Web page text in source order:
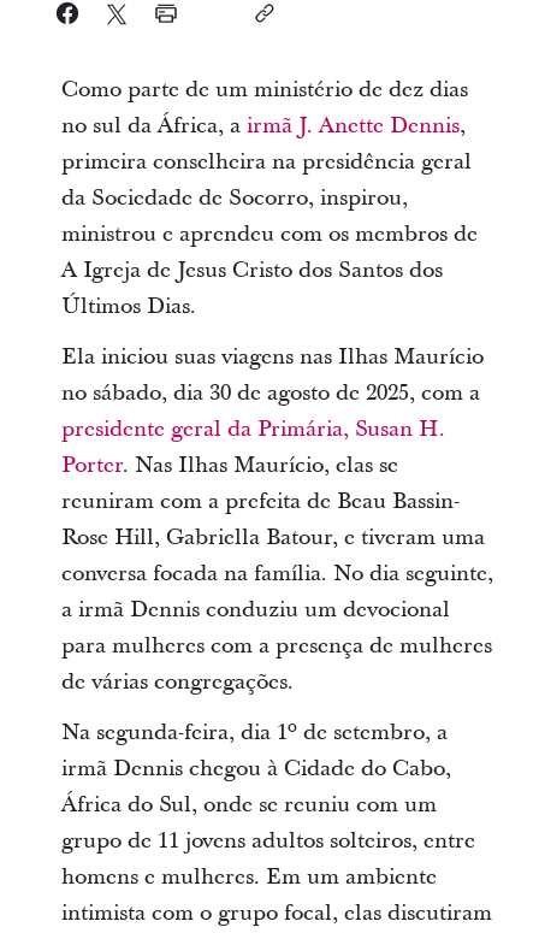
Como parte de um ministério de dez dias
no sul da África, a irmã J. Anette Dennis,
primeira conselheira na presidência geral
da Sociedade de Socorro, inspirou,
ministrou e aprendeu com os membros de
A Igreja de Jesus Cristo dos Santos dos
Últimos Dias.
Ela iniciou suas viagens nas Ilhas Maurício
no sábado, dia 30 de agosto de 2025, com a
presidente geral da Primária, Susan H.
Porter. Nas Ilhas Maurício, elas se
reuniram com a prefeita de Beau Bassin-
Rose Hill, Gabriella Batour, e tiveram uma
conversa focada na família. No dia seguinte,
a irmã Dennis conduziu um devocional
para mulheres com a presença de mulheres
de várias congregações.
Na segunda-feira, dia 1º de setembro, a
irmã Dennis chegou à Cidade do Cabo,
África do Sul, onde se reuniu com um
grupo de 11 jovens adultos solteiros, entre
homens e mulheres. Em um ambiente
intimista com o grupo focal, elas discutiram